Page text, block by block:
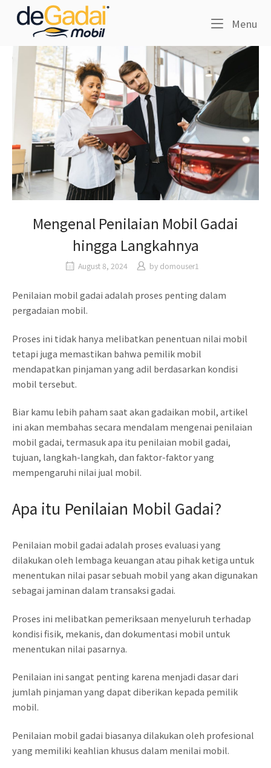
content
Home
Menu
Mengenal Penilaian Mobil Gadai
hingga Langkahnya
August 8, 2024 by domouser1
Penilaian mobil gadai adalah proses penting dalam
pergadaian mobil.
Proses ini tidak hanya melibatkan penentuan nilai mobil
tetapi juga memastikan bahwa pemilik mobil
mendapatkan pinjaman yang adil berdasarkan kondisi
mobil tersebut.
Biar kamu lebih paham saat akan gadaikan mobil, artikel
ini akan membahas secara mendalam mengenai penilaian
mobil gadai, termasuk apa itu penilaian mobil gadai,
tujuan, langkah-langkah, dan faktor-faktor yang
mempengaruhi nilai jual mobil.
Apa itu Penilaian Mobil Gadai?
Penilaian mobil gadai adalah proses evaluasi yang
dilakukan oleh lembaga keuangan atau pihak ketiga untuk
menentukan nilai pasar sebuah mobil yang akan digunakan
sebagai jaminan dalam transaksi gadai.
Proses ini melibatkan pemeriksaan menyeluruh terhadap
kondisi fisik, mekanis, dan dokumentasi mobil untuk
menentukan nilai pasarnya.
Penilaian ini sangat penting karena menjadi dasar dari
jumlah pinjaman yang dapat diberikan kepada pemilik
mobil.
Penilaian mobil gadai biasanya dilakukan oleh profesional
yang memiliki keahlian khusus dalam menilai mobil.